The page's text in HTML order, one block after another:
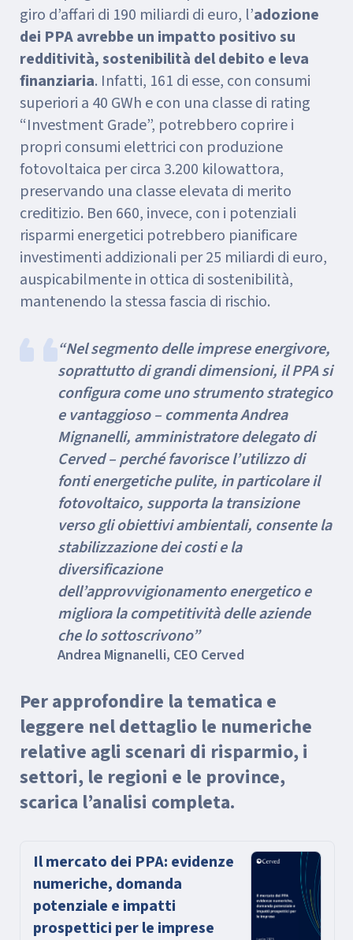
giro d’affari di 190 miliardi di euro, l’adozione
dei PPA avrebbe un impatto positivo su
redditività, sostenibilità del debito e leva
finanziaria. Infatti, 161 di esse, con consumi
superiori a 40 GWh e con una classe di rating
“Investment Grade”, potrebbero coprire i
propri consumi elettrici con produzione
fotovoltaica per circa 3.200 kilowattora,
preservando una classe elevata di merito
creditizio. Ben 660, invece, con i potenziali
risparmi energetici potrebbero pianificare
investimenti addizionali per 25 miliardi di euro,
auspicabilmente in ottica di sostenibilità,
mantenendo la stessa fascia di rischio.
“Nel segmento delle imprese energivore,
soprattutto di grandi dimensioni, il PPA si
configura come uno strumento strategico
e vantaggioso – commenta Andrea
Mignanelli, amministratore delegato di
Cerved – perché favorisce l’utilizzo di
fonti energetiche pulite, in particolare il
fotovoltaico, supporta la transizione
verso gli obiettivi ambientali, consente la
stabilizzazione dei costi e la
diversificazione
dell’approvvigionamento energetico e
migliora la competitività delle aziende
che lo sottoscrivono”
Andrea Mignanelli, CEO Cerved
Per approfondire la tematica e
leggere nel dettaglio le numeriche
relative agli scenari di risparmio, i
settori, le regioni e le province,
scarica l’analisi completa.
Il mercato dei PPA: evidenze
numeriche, domanda
potenziale e impatti
prospettici per le imprese